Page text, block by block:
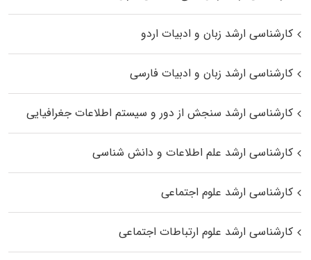
کارشناسی ارشد زبان و ادبیات اردو
کارشناسی ارشد زبان و ادبیات فارسی
کارشناسی ارشد سنجش از دور و سیستم اطلاعات جغرافیایی
کارشناسی ارشد علم اطلاعات و دانش شناسی
کارشناسی ارشد علوم اجتماعی
کارشناسی ارشد علوم ارتباطات اجتماعی